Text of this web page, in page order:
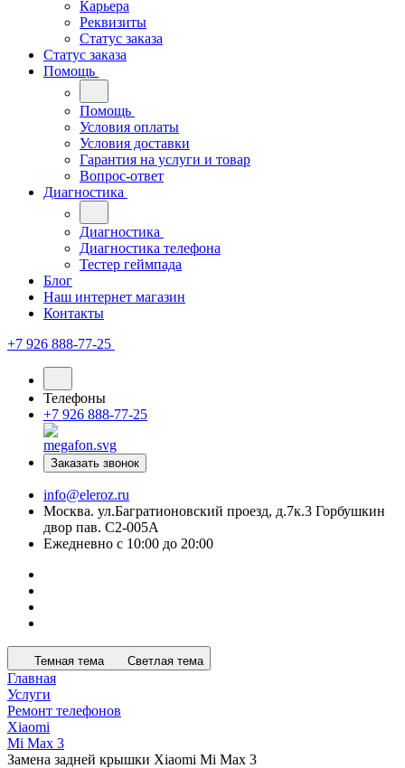
Карьера
Реквизиты
Статус заказа
Статус заказа
Помощь
Помощь
Условия оплаты
Условия доставки
Гарантия на услуги и товар
Вопрос-ответ
Диагностика
Диагностика
Диагностика телефона
Тестер геймпада
Блог
Наш интернет магазин
Контакты
+7 926 888-77-25
Телефоны
+7 926 888-77-25
Заказать звонок
info@eleroz.ru
Москва. ул.Багратионовский проезд, д.7к.3 Горбушкин
двор пав. C2-005A
Ежедневно с 10:00 до 20:00
Темная тема Светлая тема
Главная
Услуги
Ремонт телефонов
Xiaomi
Mi Max 3
Замена задней крышки Xiaomi Mi Max 3